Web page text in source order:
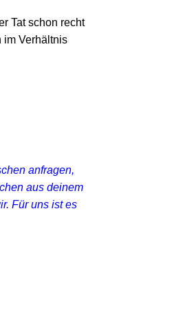
Tat schon recht
im Verhältnis
anfragen,
aus deinem
Für uns ist es